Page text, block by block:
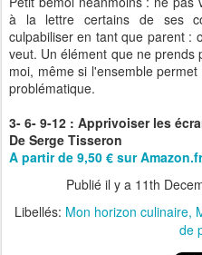
à la lettre certains de ses
culpabiliser en tant que parent :
veut. Un élément que ne prends
moi, même si l'ensemble
problématique.
3- 6- 9-12 : Apprivoiser les
De Serge Tisseron
A partir de 9,50 € sur Amazon.fr
Publié il y a 11th
Libellés: Mon horizon culinaire
de